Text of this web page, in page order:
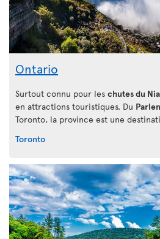
Ontario
Surtout connu pour les chutes du
en attractions touristiques. Du
Toronto, la province est une
Toronto